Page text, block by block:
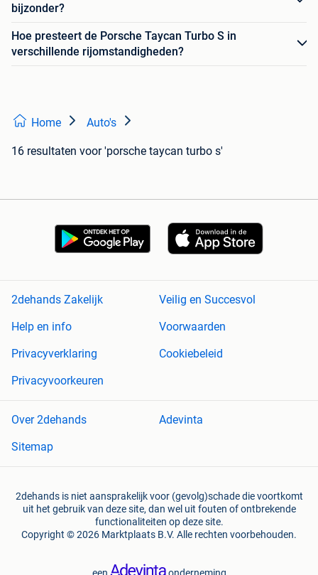
bijzonder?
Hoe presteert de Porsche Taycan Turbo S in
verschillende rijomstandigheden?
Home Auto's
16 resultaten voor 'porsche taycan turbo s'
2dehands Zakelijk
Veilig en Succesvol
Help en info
Voorwaarden
Privacyverklaring
Cookiebeleid
Privacyvoorkeuren
Over 2dehands
Adevinta
Sitemap
2dehands is niet aansprakelijk voor (gevolg)schade die voortkomt
uit het gebruik van deze site, dan wel uit fouten of ontbrekende
functionaliteiten op deze site.
Copyright © 2026 Marktplaats B.V. Alle rechten voorbehouden.